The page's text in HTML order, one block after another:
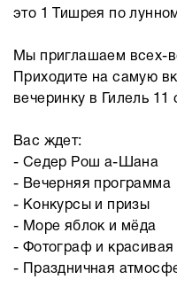
это 1 Тишрея по
Мы приглашаем всех-
Приходите на самую
вечеринку в Гилель 11
Вас ждет:
- Седер Рош а-Шана
- Вечерняя программа
- Конкурсы и призы
- Море яблок и мёда
- Фотограф и
- Праздничная